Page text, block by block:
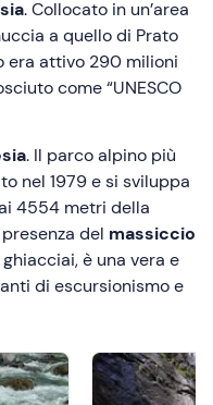
. Collocato in un’area
a quello di Prato
era attivo 290 milioni
come “UNESCO
. Il parco alpino più
nel 1979 e si sviluppa
4554 metri della
del massiccio
è una vera e
di escursionismo e